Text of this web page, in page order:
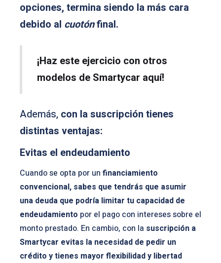
opciones, termina siendo la más cara
debido al cuotónfinal.
¡Haz este ejercicio con otros
modelos de Smartycar aquí!
Además, con la suscripción tienes
distintas ventajas:
Evitas el endeudamiento
Cuando se opta por un financiamiento
convencional, sabes que tendrás que asumir
una deuda que podría limitar tu capacidad de
endeudamiento por el pago con intereses sobre el
monto prestado. En cambio, con la suscripción a
Smartycar evitas la necesidad de pedir un
crédito y tienes mayor flexibilidad y libertad